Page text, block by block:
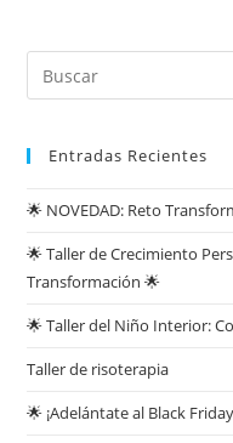
Entradas Recientes
🌟 NOVEDAD: Reto
🌟 Taller de Crecimiento
Transformación 🌟
🌟 Taller del Niño Interior:
Taller de risoterapia
🌟 ¡Adelántate al Black